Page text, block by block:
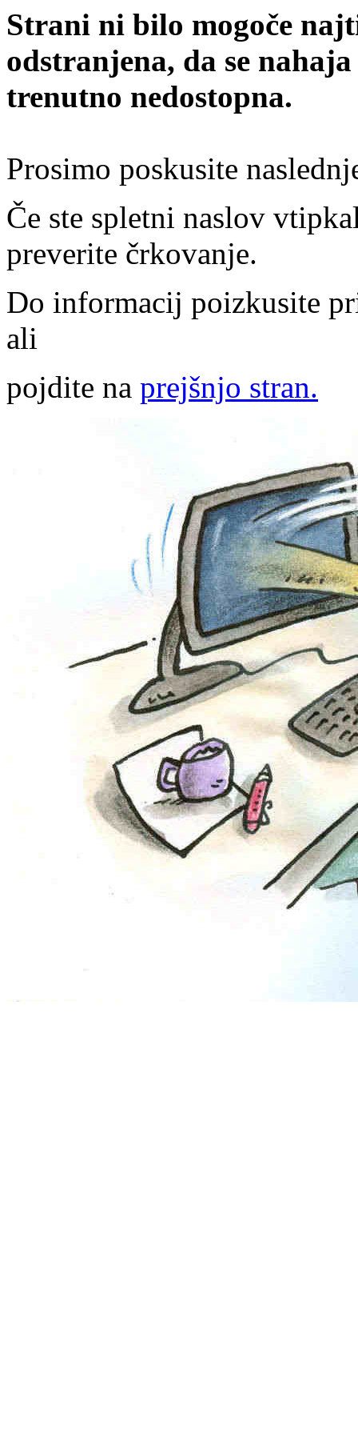
Strani ni bilo mogoče
odstranjena, da se
trenutno nedostopna.
Prosimo poskusite
Če ste spletni naslov
preverite črkovanje.
Do informacij poizkusite
ali
pojdite na prejšnjo stran.